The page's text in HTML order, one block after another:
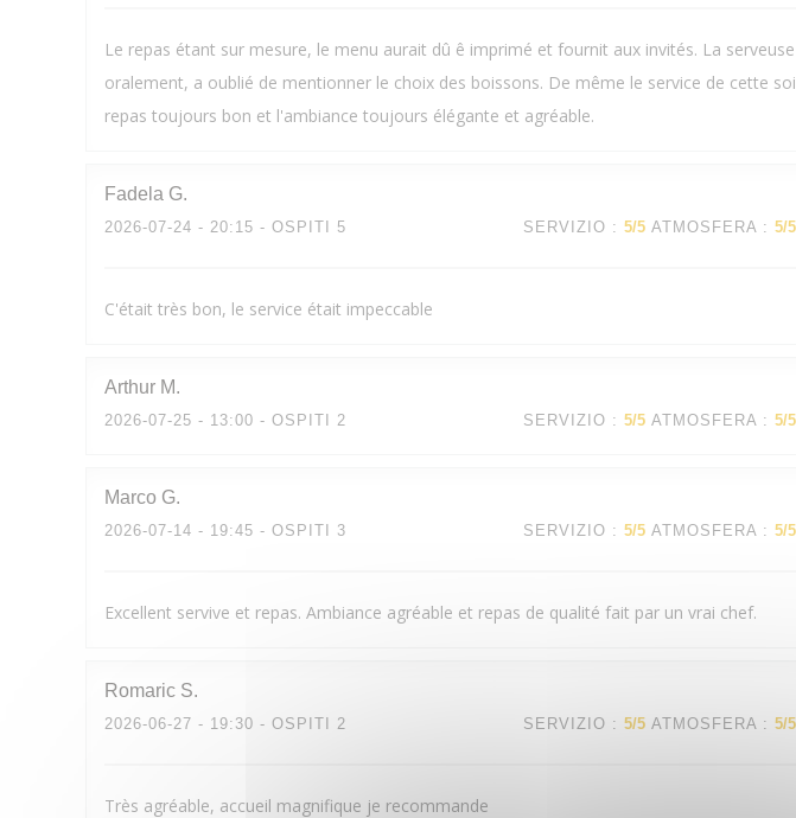
Le repas étant sur mesure, le menu aurait dû ê imprimé et fournit aux invités. La
oralement, a oublié de mentionner le choix des boissons. De même le service de cette
repas toujours bon et l'ambiance toujours élégante et agréable.
Fadela G
2026-07-24 - 20:15 - OSPITI 5 SERVIZIO : 5/5 ATMOSFERA : 5/5
C'était très bon, le service était impeccable
Arthur M
2026-07-25 - 13:00 - OSPITI 2 SERVIZIO : 5/5 ATMOSFERA : 5/5
Marco G
2026-07-14 - 19:45 - OSPITI 3 SERVIZIO : 5/5 ATMOSFERA : 5/5
Excellent servive et repas. Ambiance agréable et repas de qualité fait par un vrai chef.
Romaric S
2026-06-27 - 19:30 - OSPITI 2 SERVIZIO : 5/5 ATMOSFERA : 5/5
Très agréable, accueil magnifique je recommande